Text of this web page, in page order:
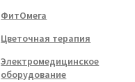
ФитОмега
Цветочная терапия
Электромедицинское
оборудование